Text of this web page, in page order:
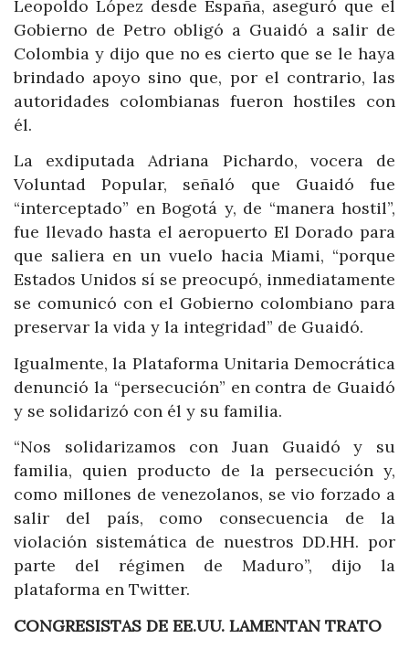
Leopoldo López desde España, aseguró que el
Gobierno de Petro obligó a Guaidó a salir de
Colombia y dijo que no es cierto que se le haya
brindado apoyo sino que, por el contrario, las
autoridades colombianas fueron hostiles con
él.
La exdiputada Adriana Pichardo, vocera de
Voluntad Popular, señaló que Guaidó fue
“interceptado” en Bogotá y, de “manera hostil”,
fue llevado hasta el aeropuerto El Dorado para
que saliera en un vuelo hacia Miami, “porque
Estados Unidos sí se preocupó, inmediatamente
se comunicó con el Gobierno colombiano para
preservar la vida y la integridad” de Guaidó.
Igualmente, la Plataforma Unitaria Democrática
denunció la “persecución” en contra de Guaidó
y se solidarizó con él y su familia.
“Nos solidarizamos con Juan Guaidó y su
familia, quien producto de la persecución y,
como millones de venezolanos, se vio forzado a
salir del país, como consecuencia de la
violación sistemática de nuestros DD.HH. por
parte del régimen de Maduro”, dijo la
plataforma en Twitter.
CONGRESISTAS DE EE.UU. LAMENTAN TRATO